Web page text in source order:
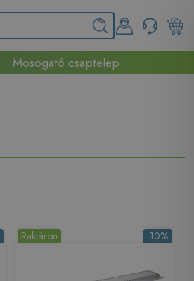
Mosogató csaptelep
-10%
Raktáron